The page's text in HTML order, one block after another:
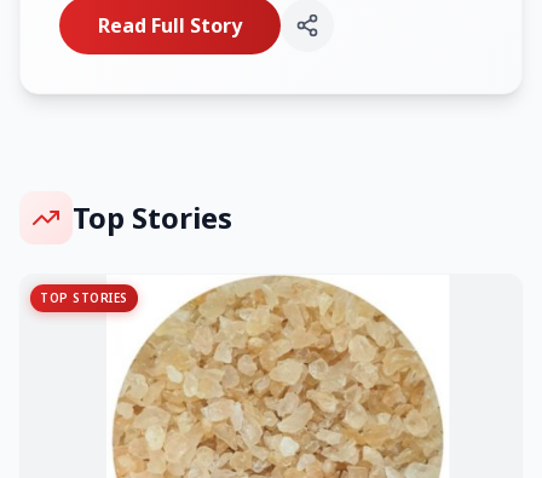
Read Full Story
Top Stories
TOP STORIES